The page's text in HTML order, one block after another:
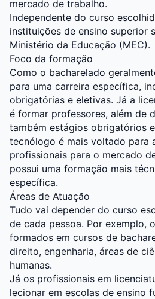
mercado de trabalho.
Independente do curso
instituições de ensino superior
Ministério da Educação (MEC).
Foco da formação
Como o bacharelado
para uma carreira específica,
obrigatórias e eletivas. Já a
é formar professores, além de
também estágios obrigatórios
tecnólogo é mais voltado para
profissionais para o mercado
possui uma formação mais
específica.
Áreas de Atuação
Tudo vai depender do curso
de cada pessoa. Por exemplo,
formados em cursos de
direito, engenharia, áreas de
humanas.
Já os profissionais em
lecionar em escolas de ensino